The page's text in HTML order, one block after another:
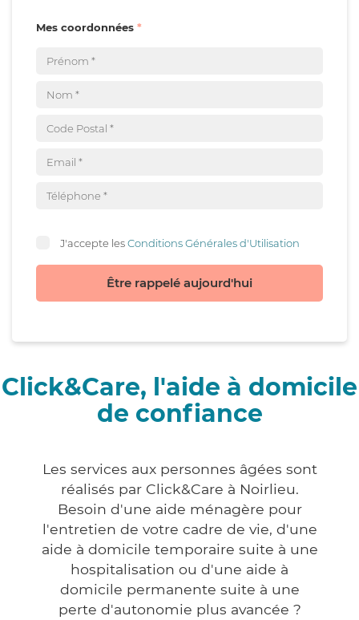
Mes coordonnées
J'accepte lesConditions Générales d'Utilisation
Être rappelé aujourd'hui
Click&Care, l'aide à domicile
de confiance
Les services aux personnes âgées sont
réalisés par Click&Care à Noirlieu.
Besoin d'une aide ménagère pour
l'entretien de votre cadre de vie, d'une
aide à domicile temporaire suite à une
hospitalisation ou d'une aide à
domicile permanente suite à une
perte d'autonomie plus avancée ?